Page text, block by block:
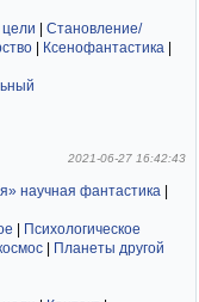
Становление/
Ксенофантастика
2021-06-27 16:42:43
научная фантастика
Психологическое
Планеты другой